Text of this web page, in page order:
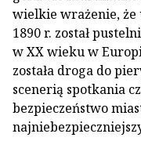
wielkie wrażenie, że
1890 r. został
w XX wieku w
została droga do
scenerią spotkania
bezpieczeństwo